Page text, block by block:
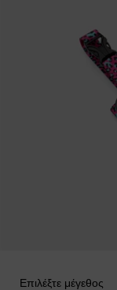
Επιλέξτε μέγεθος